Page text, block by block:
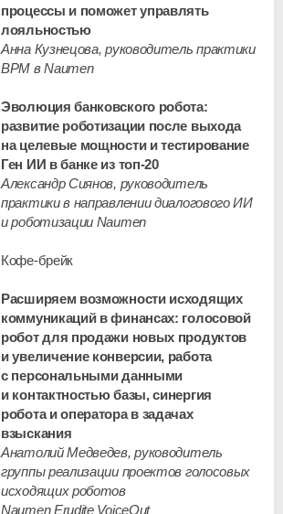
процессы и поможет управлять
лояльностью
Анна Кузнецова, руководитель практики
BPM в Naumen
Эволюция банковского робота:
развитие роботизации после выхода
на целевые мощности и тестирование
Ген ИИ в банке из топ-20
Александр Сиянов, руководитель
практики в направлении диалогового ИИ
и роботизации Naumen
Кофе-брейк
Расширяем возможности исходящих
коммуникаций в финансах: голосовой
робот для продажи новых продуктов
и увеличение конверсии, работа
с персональными данными
и контактностью базы, синергия
робота и оператора в задачах
взыскания
Анатолий Медведев, руководитель
группы реализации проектов голосовых
исходящих роботов
Naumen Erudite VoiceOut